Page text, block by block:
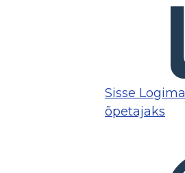
Sisse Logima
õpetajaks